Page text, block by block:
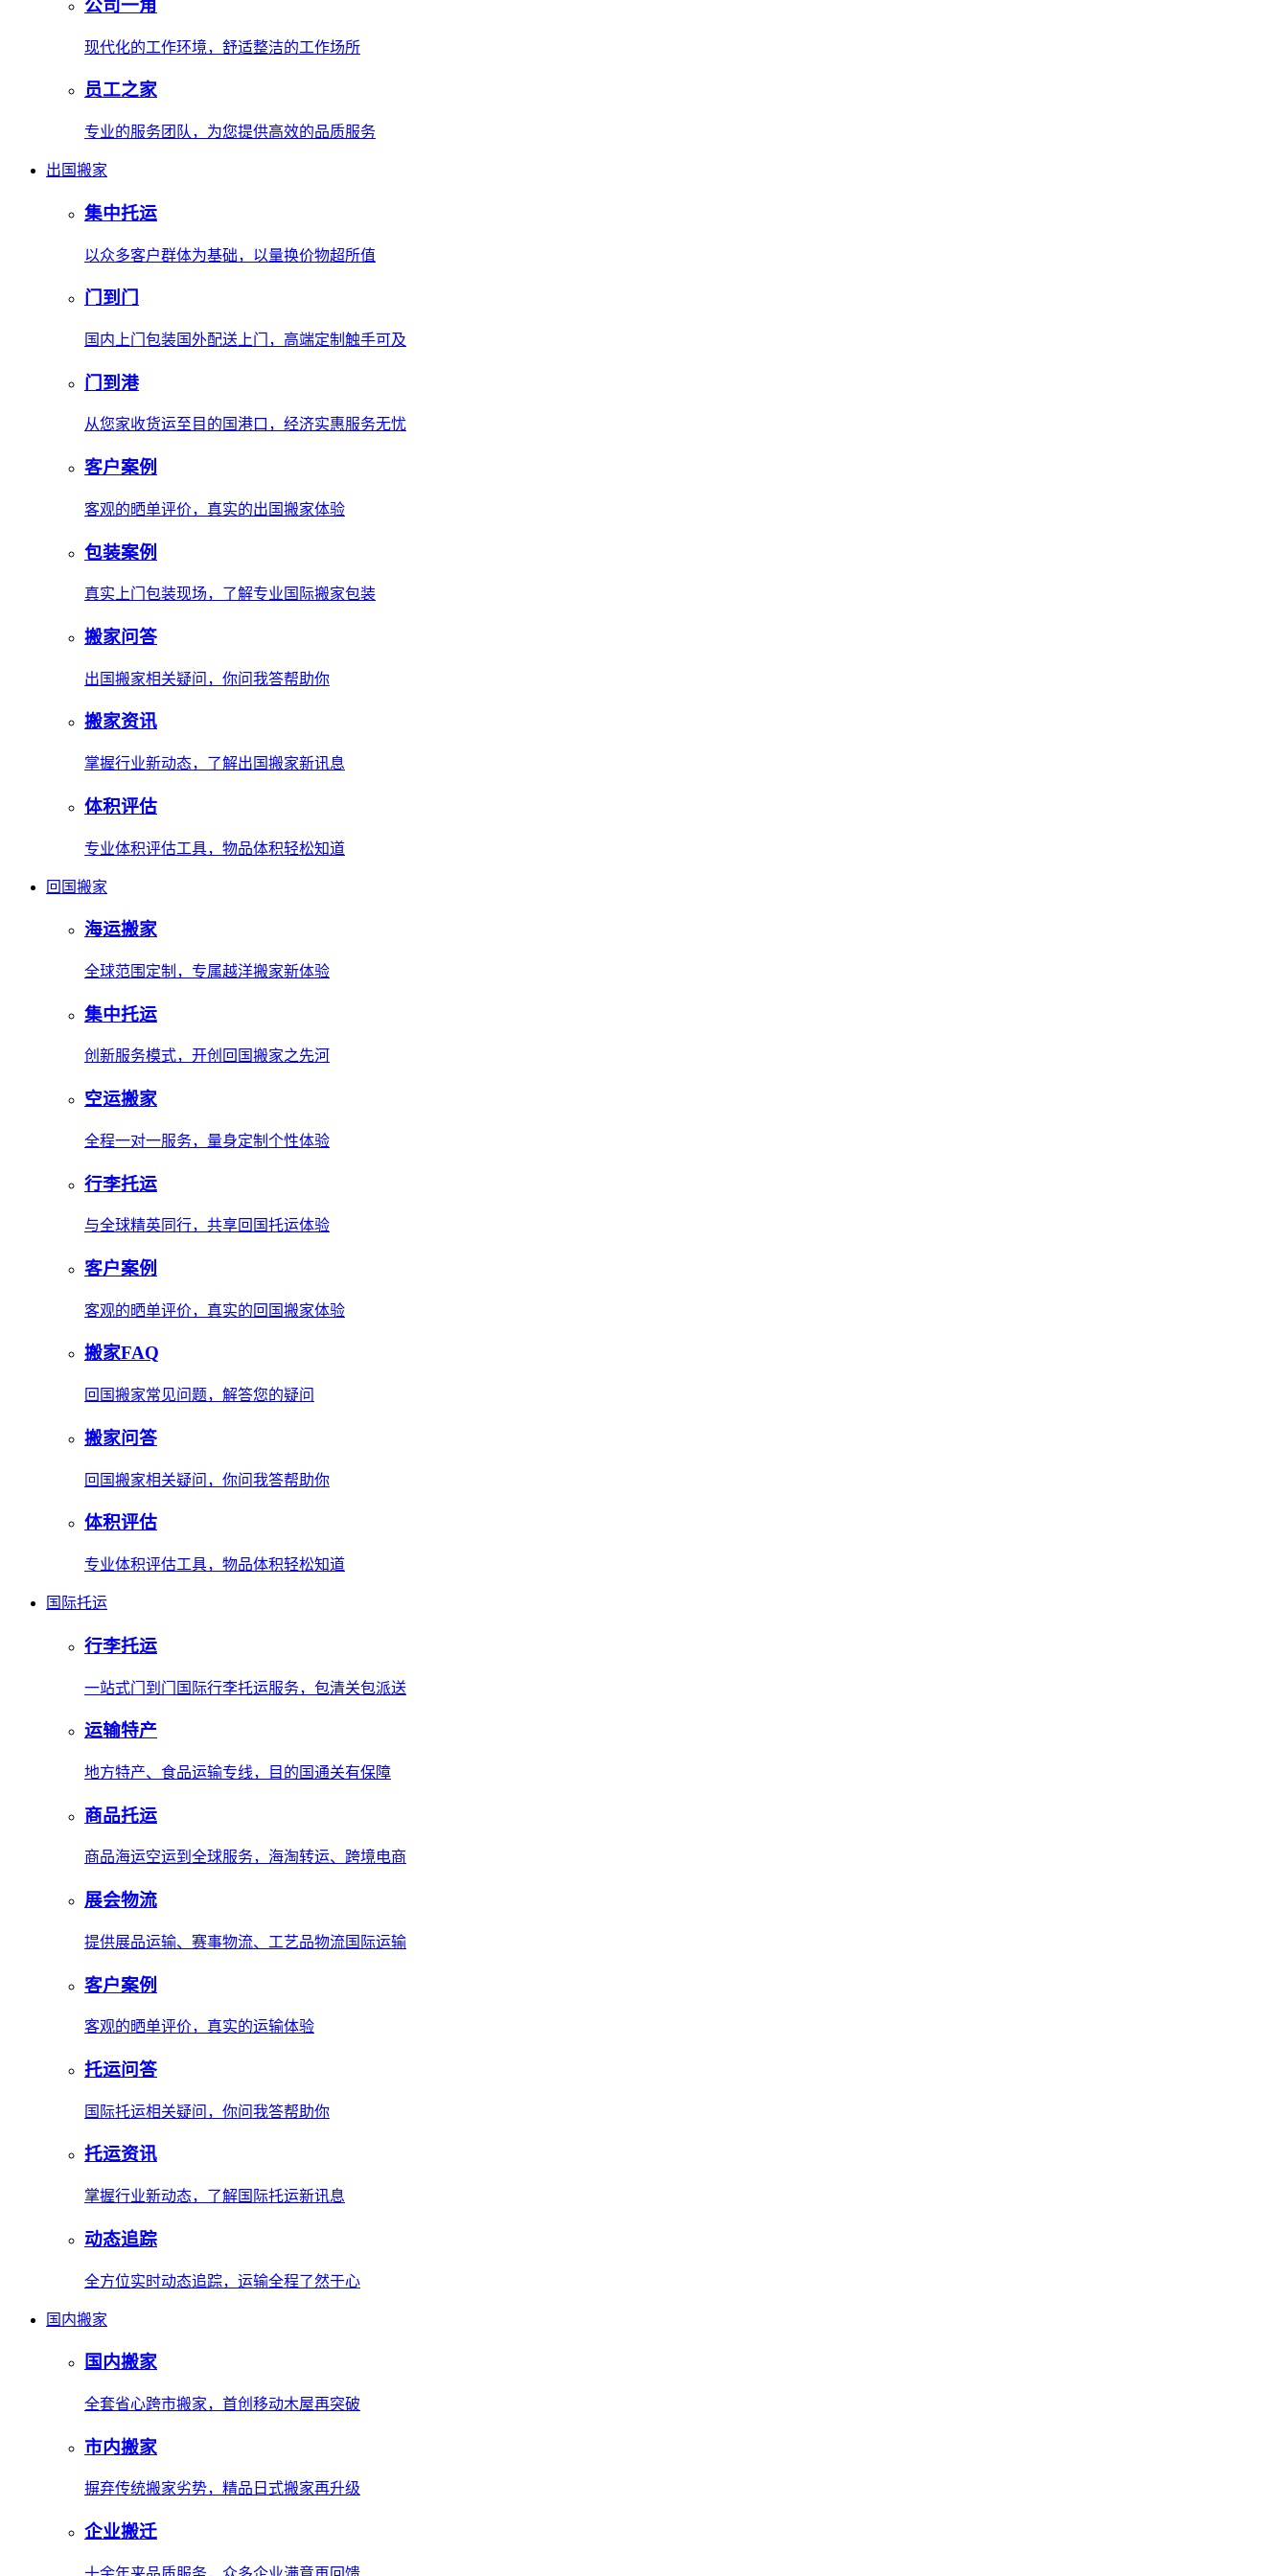
公司一角
现代化的工作环境，舒适整洁的工作场所
员工之家
专业的服务团队，为您提供高效的品质服务
出国搬家
集中托运
以众多客户群体为基础，以量换价物超所值
门到门
国内上门包装国外配送上门，高端定制触手可及
门到港
从您家收货运至目的国港口，经济实惠服务无忧
客户案例
客观的晒单评价，真实的出国搬家体验
包装案例
真实上门包装现场，了解专业国际搬家包装
搬家问答
出国搬家相关疑问，你问我答帮助你
搬家资讯
掌握行业新动态，了解出国搬家新讯息
体积评估
专业体积评估工具，物品体积轻松知道
回国搬家
海运搬家
全球范围定制，专属越洋搬家新体验
集中托运
创新服务模式，开创回国搬家之先河
空运搬家
全程一对一服务，量身定制个性体验
行李托运
与全球精英同行，共享回国托运体验
客户案例
客观的晒单评价，真实的回国搬家体验
搬家FAQ
回国搬家常见问题，解答您的疑问
搬家问答
回国搬家相关疑问，你问我答帮助你
体积评估
专业体积评估工具，物品体积轻松知道
国际托运
行李托运
一站式门到门国际行李托运服务，包清关包派送
运输特产
地方特产、食品运输专线，目的国通关有保障
商品托运
商品海运空运到全球服务，海淘转运、跨境电商
展会物流
提供展品运输、赛事物流、工艺品物流国际运输
客户案例
客观的晒单评价，真实的运输体验
托运问答
国际托运相关疑问，你问我答帮助你
托运资讯
掌握行业新动态，了解国际托运新讯息
动态追踪
全方位实时动态追踪，运输全程了然于心
国内搬家
国内搬家
全套省心跨市搬家，首创移动木屋再突破
市内搬家
摒弃传统搬家劣势，精品日式搬家再升级
企业搬迁